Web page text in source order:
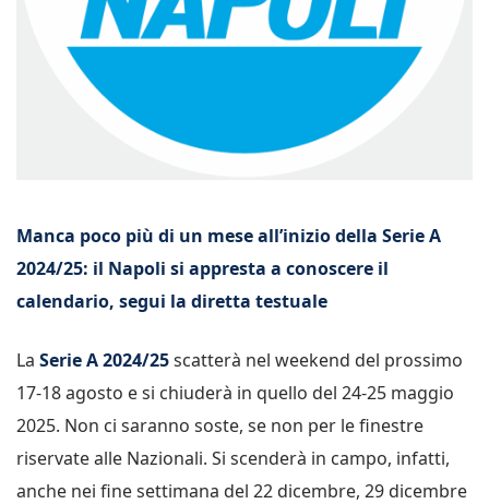
Manca poco più di un mese all’inizio della Serie A
2024/25: il Napoli si appresta a conoscere il
calendario, segui la diretta testuale
La Serie A 2024/25scatterà nel weekend del prossimo
17-18 agosto e si chiuderà in quello del 24-25 maggio
2025. Non ci saranno soste, se non per le finestre
riservate alle Nazionali. Si scenderà in campo, infatti,
anche nei fine settimana del 22 dicembre, 29 dicembre